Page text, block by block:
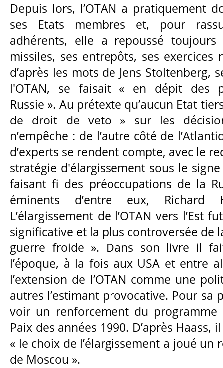
Depuis lors, l’OTAN a pratiquement
ses Etats membres et, pour
adhérents, elle a repoussé toujours
missiles, ses entrepôts, ses exercices
d’après les mots de Jens Stoltenberg,
l'OTAN, se faisait « en dépit des
Russie ». Au prétexte qu’aucun Etat
de droit de veto » sur les
n’empêche : de l’autre côté de
d’experts se rendent compte, avec le
stratégie d'élargissement sous le
faisant fi des préoccupations de la
éminents d’entre eux,
L’élargissement de l’OTAN vers l’Est
significative et la plus controversée de
guerre froide ». Dans son livre il
l’époque, à la fois aux USA et entre
l’extension de l’OTAN comme une
autres l’estimant provocative. Pour sa
voir un renforcement du
Paix des années 1990. D’après Haass,
« le choix de l’élargissement a joué un
de Moscou ».